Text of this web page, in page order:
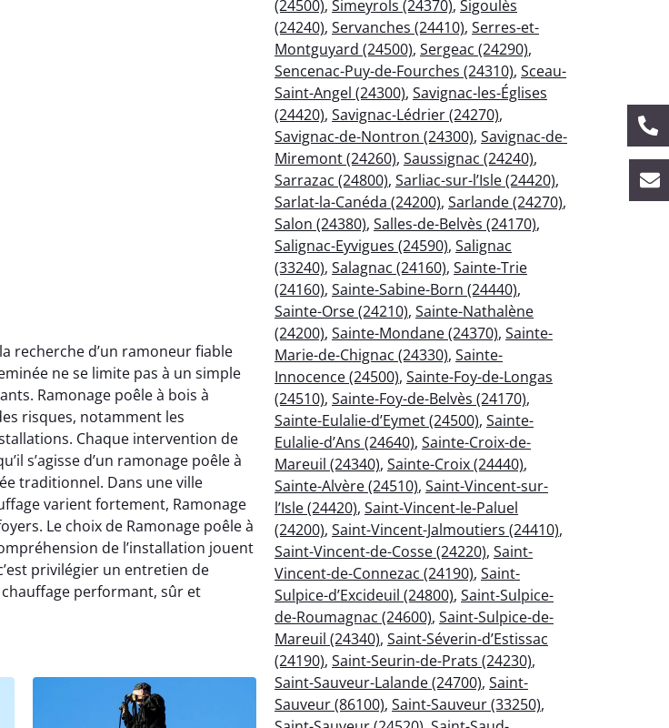
recherche d’un ramoneur fiable
ne se limite pas à un simple
Ramonage poêle à bois à
risques, notamment les
Chaque intervention de
s’agisse d’un ramonage poêle à
traditionnel. Dans une ville
varient fortement, Ramonage
Le choix de Ramonage poêle à
de l’installation jouent
privilégier un entretien de
performant, sûr et
(24500), Simeyrols (24370), Sigoulès
(24240), Servanches (24410), Serres-et-
Montguyard (24500), Sergeac (24290),
Sencenac-Puy-de-Fourches (24310), Sceau-
Saint-Angel (24300), Savignac-les-Églises
(24420), Savignac-Lédrier (24270),
Savignac-de-Nontron (24300), Savignac-de-
Miremont (24260), Saussignac (24240),
Sarrazac (24800), Sarliac-sur-l’Isle (24420),
Sarlat-la-Canéda (24200), Sarlande (24270),
Salon (24380), Salles-de-Belvès (24170),
Salignac-Eyvigues (24590), Salignac
(33240), Salagnac (24160), Sainte-Trie
(24160), Sainte-Sabine-Born (24440),
Sainte-Orse (24210), Sainte-Nathalène
(24200), Sainte-Mondane (24370), Sainte-
Marie-de-Chignac (24330), Sainte-
Innocence (24500), Sainte-Foy-de-Longas
(24510), Sainte-Foy-de-Belvès (24170),
Sainte-Eulalie-d’Eymet (24500), Sainte-
Eulalie-d’Ans (24640), Sainte-Croix-de-
Mareuil (24340), Sainte-Croix (24440),
Sainte-Alvère (24510), Saint-Vincent-sur-
l’Isle (24420), Saint-Vincent-le-Paluel
(24200), Saint-Vincent-Jalmoutiers (24410),
Saint-Vincent-de-Cosse (24220), Saint-
Vincent-de-Connezac (24190), Saint-
Sulpice-d’Excideuil (24800), Saint-Sulpice-
de-Roumagnac (24600), Saint-Sulpice-de-
Mareuil (24340), Saint-Séverin-d’Estissac
(24190), Saint-Seurin-de-Prats (24230),
Saint-Sauveur-Lalande (24700), Saint-
Sauveur (86100), Saint-Sauveur (33250),